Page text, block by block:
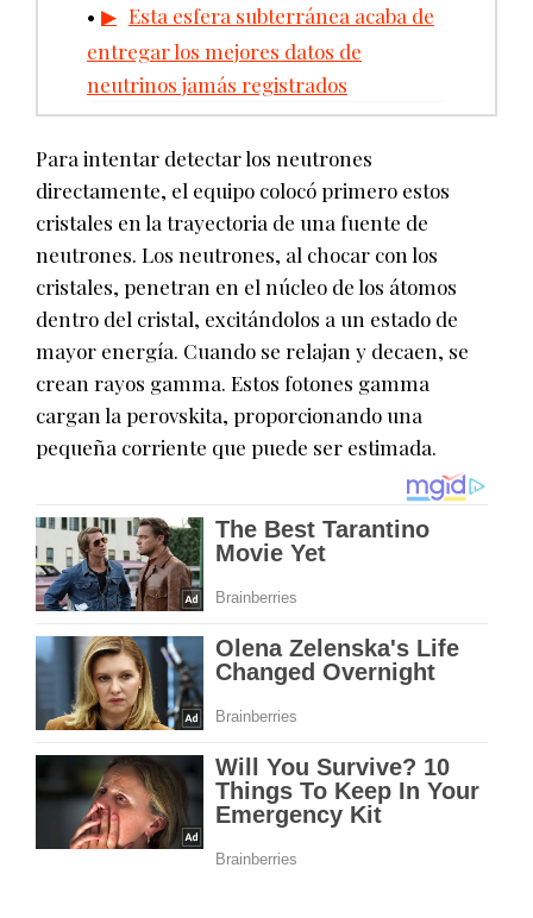
Esta esfera subterránea acaba de
entregar los mejores datos de
neutrinos jamás registrados
Para intentar detectar los neutrones
directamente, el equipo colocó primero estos
cristales en la trayectoria de una fuente de
neutrones. Los neutrones, al chocar con los
cristales, penetran en el núcleo de los átomos
dentro del cristal, excitándolos a un estado de
mayor energía. Cuando se relajan y decaen, se
crean rayos gamma. Estos fotones gamma
cargan la perovskita, proporcionando una
pequeña corriente que puede ser estimada.